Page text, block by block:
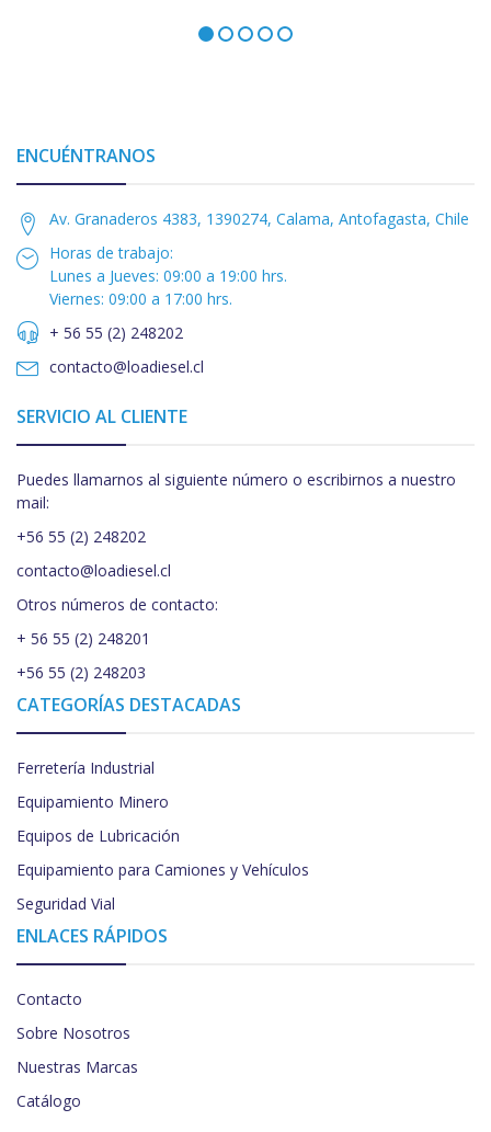
ENCUÉNTRANOS
Av. Granaderos 4383, 1390274, Calama, Antofagasta, Chile
Horas de trabajo:
Lunes a Jueves: 09:00 a 19:00 hrs.
Viernes: 09:00 a 17:00 hrs.
+ 56 55 (2) 248202
contacto@loadiesel.cl
SERVICIO AL CLIENTE
Puedes llamarnos al siguiente número o escribirnos a nuestro
mail:
+56 55 (2) 248202
contacto@loadiesel.cl
Otros números de contacto:
+ 56 55 (2) 248201
+56 55 (2) 248203
CATEGORÍAS DESTACADAS
Ferretería Industrial
Equipamiento Minero
Equipos de Lubricación
Equipamiento para Camiones y Vehículos
Seguridad Vial
ENLACES RÁPIDOS
Contacto
Sobre Nosotros
Nuestras Marcas
Catálogo